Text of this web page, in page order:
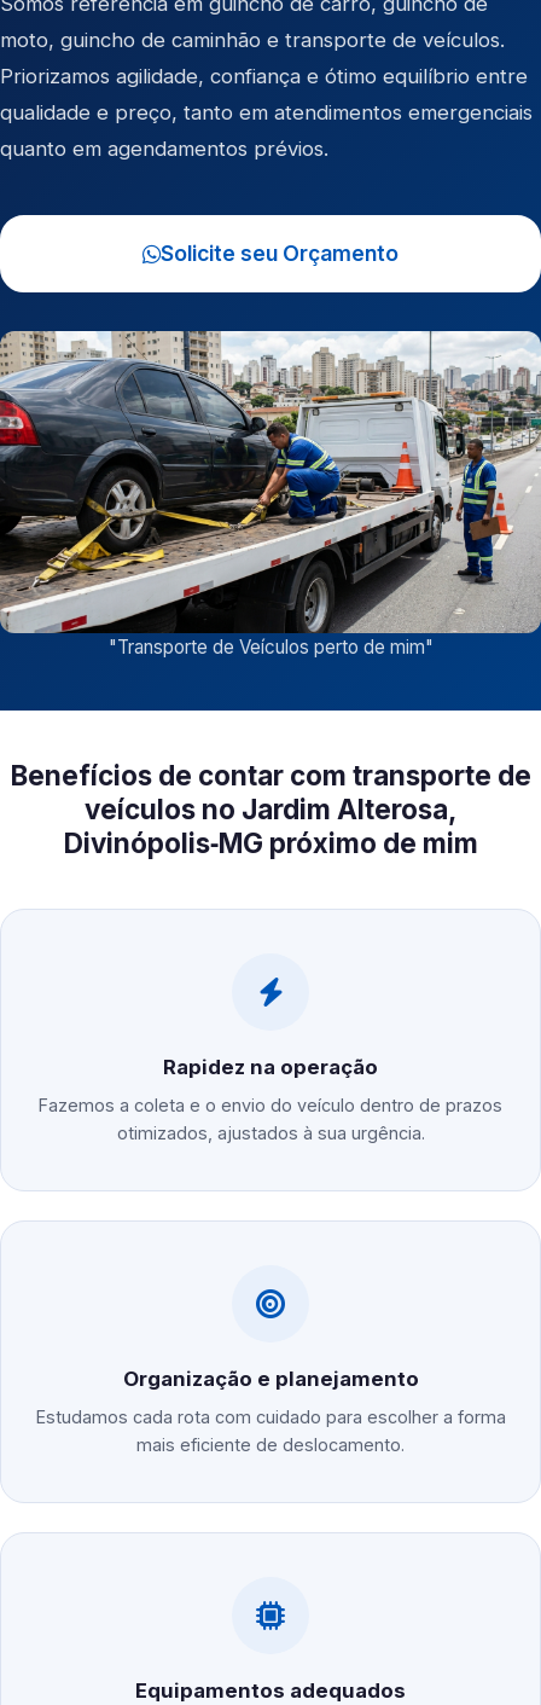
moto, guincho de caminhão e transporte de veículos.
Priorizamos agilidade, confiança e ótimo equilíbrio entre
qualidade e preço, tanto em atendimentos emergenciais
quanto em agendamentos prévios.
Solicite seu Orçamento
"Transporte de Veículos perto de mim"
Benefícios de contar com transporte de
veículos no Jardim Alterosa,
Divinópolis‑MG próximo de mim
Rapidez na operação
Fazemos a coleta e o envio do veículo dentro de prazos
otimizados, ajustados à sua urgência.
Organização e planejamento
Estudamos cada rota com cuidado para escolher a forma
mais eficiente de deslocamento.
Equipamentos adequados